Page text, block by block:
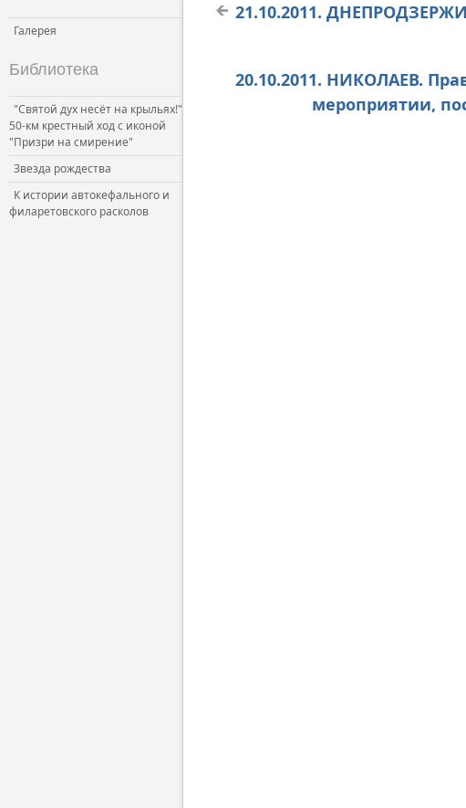
Галерея
Библиотека
"Святой дух несёт на крыльях!"
50-км крестный ход с иконой
"Призри на смирение"
Звезда рождества
К истории автокефального и
филаретовского расколов
21.10.2011.
20.10.2011. НИКОЛАЕВ.
мероприятии,